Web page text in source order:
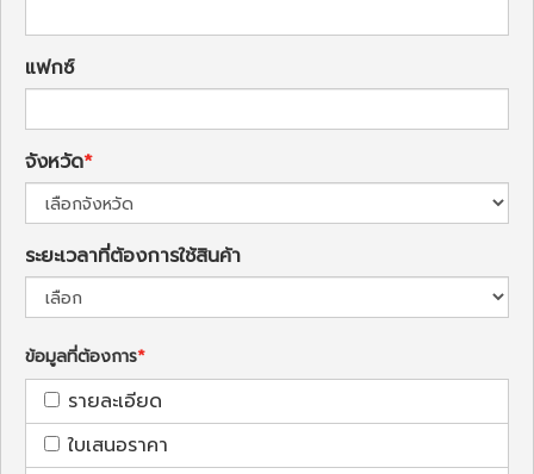
แฟกซ์
จังหวัด
ระยะเวลาที่ต้องการใช้สินค้า
ข้อมูลที่ต้องการ
รายละเอียด
ใบเสนอราคา